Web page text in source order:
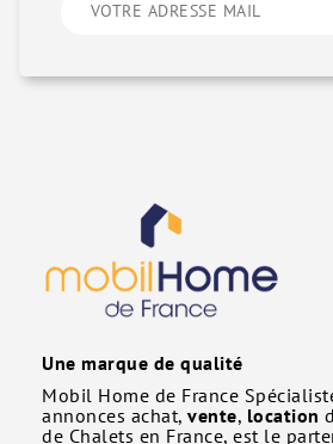
Une marque de qualité
Mobil Home de France
annonces achat, vente, location
de Chalets en France, est le